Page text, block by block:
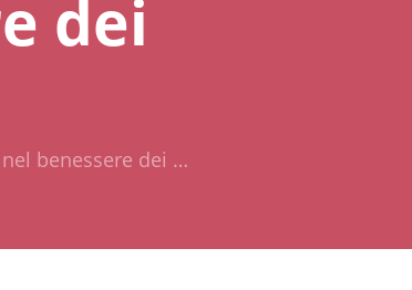
dei
benessere dei …